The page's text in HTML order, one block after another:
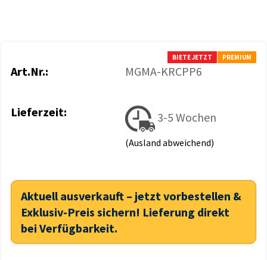
BIETE JETZT PREMIUM
Art.Nr.: MGMA-KRCPP6
Lieferzeit: 3-5 Wochen
(Ausland abweichend)
Aktuell ausverkauft – jetzt vorbestellen &
Exklusiv-Preis sichern! Lieferung direkt
bei Verfügbarkeit.